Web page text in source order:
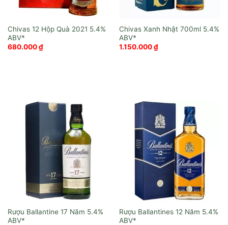
Chivas 12 Hộp Quà 2021
680.000₫
Chivas Xanh Nhật 700ml
1.150.000₫
Rượu Ballantine 17 Năm Rượu Ballantines 12 Năm